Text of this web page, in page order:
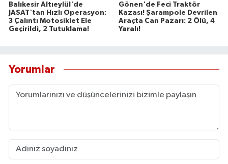
Balıkesir Altıeylül'de
JASAT'tan Hızlı Operasyon:
3 Çalıntı Motosiklet Ele
Geçirildi, 2 Tutuklama!
Gönen'de Feci Traktör
Kazası! Şarampole Devrilen
Araçta Can Pazarı: 2 Ölü, 4
Yaralı!
Yorumlar